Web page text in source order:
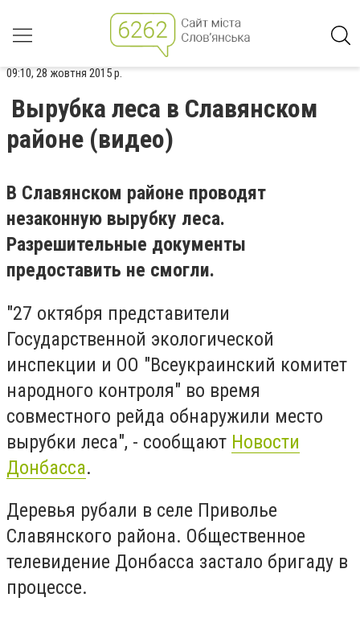
09:10, 28 жовтня 2015 р.
Вырубка леса в Славянском
районе (видео)
В Славянском районе проводят
незаконную вырубку леса.
Разрешительные документы
предоставить не смогли.
"27 октября представители
Государственной экологической
инспекции и ОО "Всеукраинский комитет
народного контроля" во время
совместного рейда обнаружили место
вырубки леса", - сообщают Новости
Донбасса.
Деревья рубали в селе Приволье
Славянского района. Общественное
телевидение Донбасса застало бригаду в
процессе.